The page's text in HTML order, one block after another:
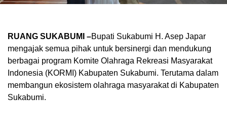
RUANG SUKABUMI –Bupati Sukabumi H. Asep Japar
mengajak semua pihak untuk bersinergi dan mendukung
berbagai program Komite Olahraga Rekreasi Masyarakat
Indonesia (KORMI) Kabupaten Sukabumi. Terutama dalam
membangun ekosistem olahraga masyarakat di Kabupaten
Sukabumi.